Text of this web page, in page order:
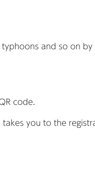
and so on
code.
you to the